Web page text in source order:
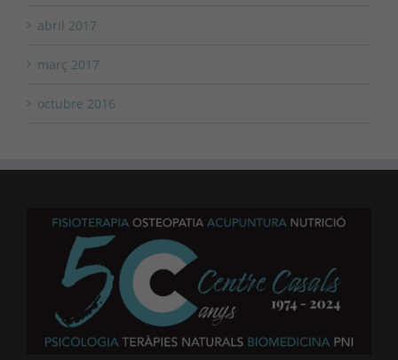
abril 2017
març 2017
octubre 2016